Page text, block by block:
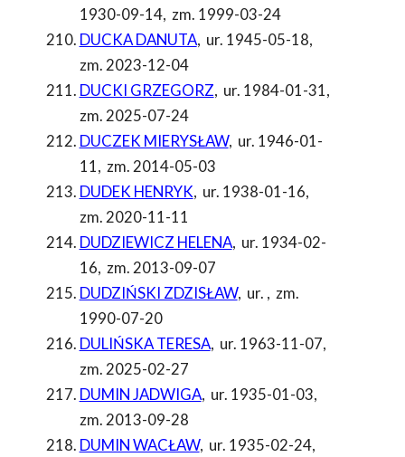
1930-09-14, zm. 1999-03-24
DUCKA DANUTA, ur. 1945-05-18,
zm. 2023-12-04
DUCKI GRZEGORZ, ur. 1984-01-31,
zm. 2025-07-24
DUCZEK MIERYSŁAW, ur. 1946-01-
11, zm. 2014-05-03
DUDEK HENRYK, ur. 1938-01-16,
zm. 2020-11-11
DUDZIEWICZ HELENA, ur. 1934-02-
16, zm. 2013-09-07
DUDZIŃSKI ZDZISŁAW, ur. , zm.
1990-07-20
DULIŃSKA TERESA, ur. 1963-11-07,
zm. 2025-02-27
DUMIN JADWIGA, ur. 1935-01-03,
zm. 2013-09-28
DUMIN WACŁAW, ur. 1935-02-24,